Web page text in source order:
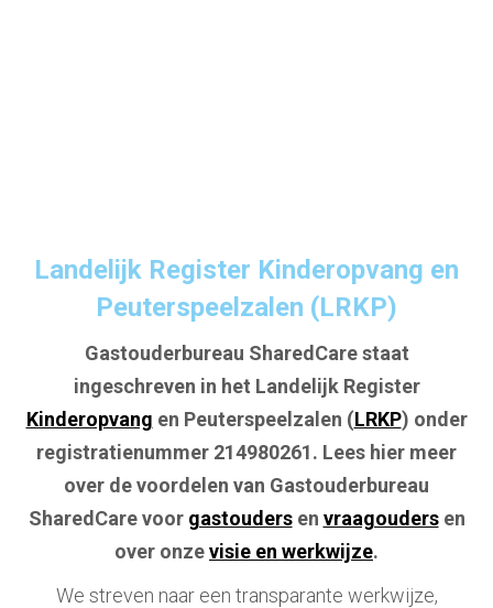
Landelijk Register Kinderopvang en
Peuterspeelzalen (LRKP)
Gastouderbureau SharedCare staat
ingeschreven in het Landelijk Register
Kinderopvang en Peuterspeelzalen (LRKP) onder
registratienummer 214980261. Lees hier meer
over de voordelen van Gastouderbureau
SharedCare voor gastoudersen vraagoudersen
over onzevisie en werkwijze.
We streven naar een transparante werkwijze,